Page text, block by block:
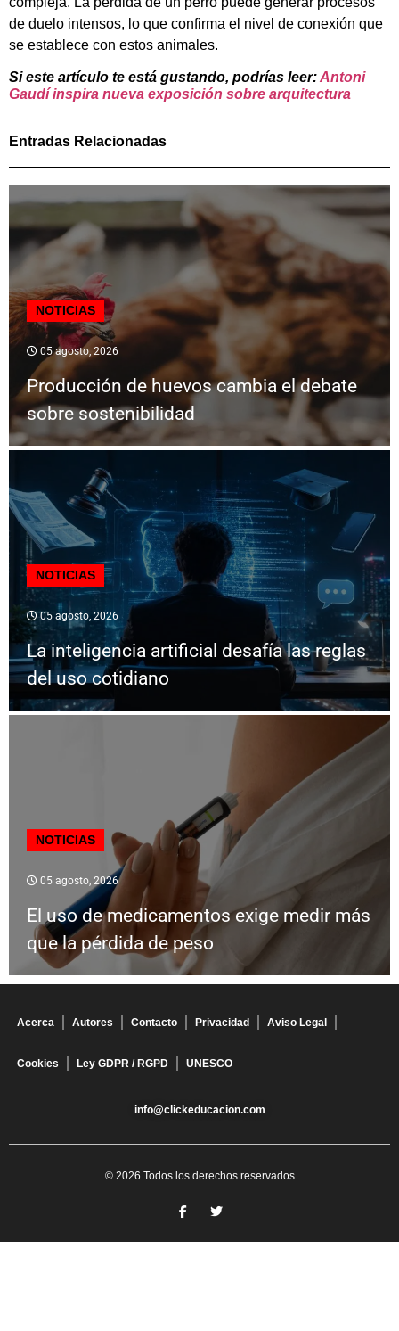
de duelo intensos, lo que confirma el nivel de conexión que
se establece con estos animales.
Si este artículo te está gustando, podrías leer:Antoni
Gaudí inspira nueva exposición sobre arquitectura
Entradas Relacionadas
NOTICIAS
05 agosto, 2026
Producción de huevos cambia el debate
sobre sostenibilidad
NOTICIAS
05 agosto, 2026
La inteligencia artificial desafía las reglas
del uso cotidiano
NOTICIAS
05 agosto, 2026
El uso de medicamentos exige medir más
que la pérdida de peso
Acerca Autores Contacto Privacidad Aviso Legal
Cookies Ley GDPR / RGPD UNESCO
info@clickeducacion.com
© 2026 Todos los derechos reservados